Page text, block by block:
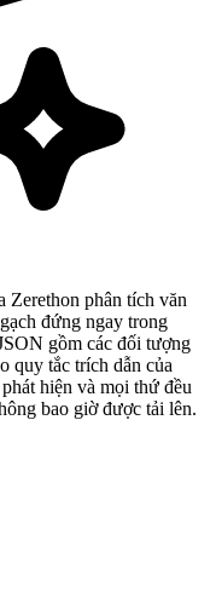
Zerethon phân tích văn
đứng ngay trong
gồm các đối tượng
quy tắc trích dẫn của
hiện và mọi thứ đều
bao giờ được tải lên.